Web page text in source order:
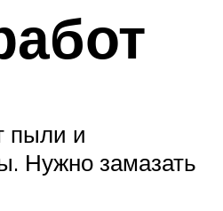
пыли и
Нужно замазать